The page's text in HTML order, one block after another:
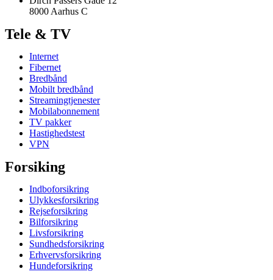
8000 Aarhus C
Tele & TV
Internet
Fibernet
Bredbånd
Mobilt bredbånd
Streamingtjenester
Mobilabonnement
TV pakker
Hastighedstest
VPN
Forsiking
Indboforsikring
Ulykkesforsikring
Rejseforsikring
Bilforsikring
Livsforsikring
Sundhedsforsikring
Erhvervsforsikring
Hundeforsikring